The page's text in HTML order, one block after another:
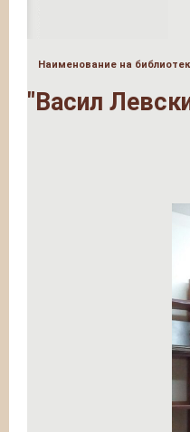
Наименование на
"Васил